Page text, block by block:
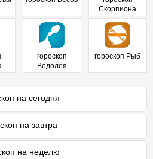
Скорпиона
гороскоп
Водолея
гороскоп Рыб
на сегодня
на завтра
на неделю